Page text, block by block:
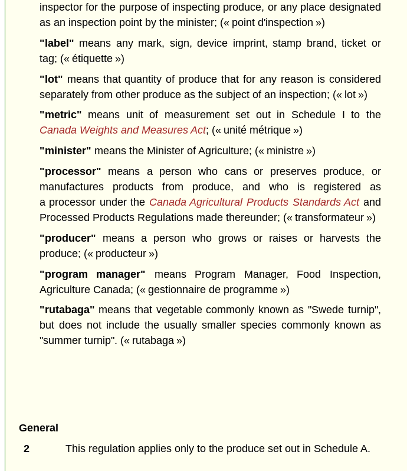
inspector for the purpose of inspecting produce, or any place designated
as an inspection point by the minister; (« point d'inspection »)
"label" means any mark, sign, device imprint, stamp brand, ticket or
tag; (« étiquette »)
"lot" means that quantity of produce that for any reason is considered
separately from other produce as the subject of an inspection; (« lot »)
"metric" means unit of measurement set out in Schedule I to the
Canada Weights and Measures Act; (« unité métrique »)
"minister" means the Minister of Agriculture; (« ministre »)
"processor" means a person who cans or preserves produce, or
manufactures products from produce, and who is registered as
a processor under the Canada Agricultural Products Standards Actand
Processed Products Regulations made thereunder; (« transformateur »)
"producer" means a person who grows or raises or harvests the
produce; (« producteur »)
"program manager" means Program Manager, Food Inspection,
Agriculture Canada; (« gestionnaire de programme »)
"rutabaga" means that vegetable commonly known as "Swede turnip",
but does not include the usually smaller species commonly known as
"summer turnip". (« rutabaga »)
General
2
This regulation applies only to the produce set out in Schedule A.